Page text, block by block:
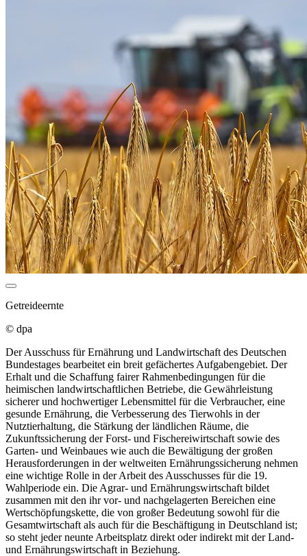
Getreideernte
© dpa
Der Ausschuss für Ernährung und Landwirtschaft des Deutschen
Bundestages bearbeitet ein breit gefächertes Aufgabengebiet. Der
Erhalt und die Schaffung fairer Rahmenbedingungen für die
heimischen landwirtschaftlichen Betriebe, die Gewährleistung
sicherer und hochwertiger Lebensmittel für die Verbraucher, eine
gesunde Ernährung, die Verbesserung des Tierwohls in der
Nutztierhaltung, die Stärkung der ländlichen Räume, die
Zukunftssicherung der Forst- und Fischereiwirtschaft sowie des
Garten- und Weinbaues wie auch die Bewältigung der großen
Herausforderungen in der weltweiten Ernährungssicherung nehmen
eine wichtige Rolle in der Arbeit des Ausschusses für die 19.
Wahlperiode ein. Die Agrar- und Ernährungswirtschaft bildet
zusammen mit den ihr vor- und nachgelagerten Bereichen eine
Wertschöpfungskette, die von großer Bedeutung sowohl für die
Gesamtwirtschaft als auch für die Beschäftigung in Deutschland ist;
so steht jeder neunte Arbeitsplatz direkt oder indirekt mit der Land-
und Ernährungswirtschaft in Beziehung.